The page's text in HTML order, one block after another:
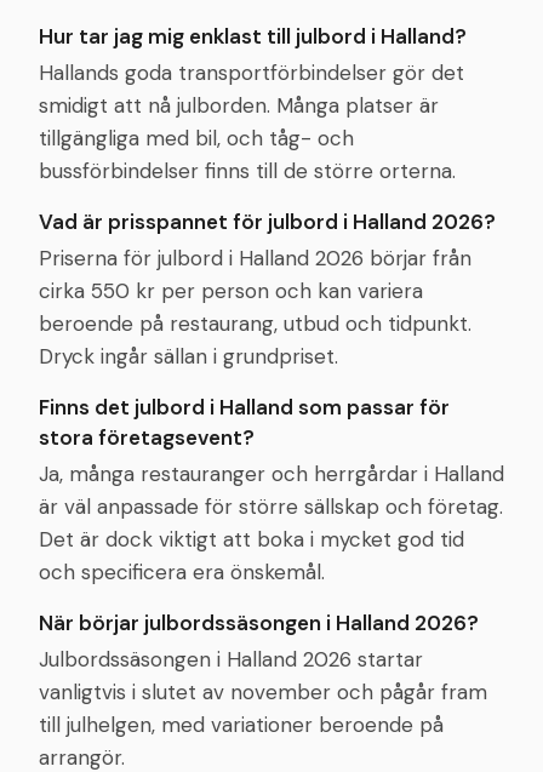
Hur tar jag mig enklast till julbord i Halland?
Hallands goda transportförbindelser gör det
smidigt att nå julborden. Många platser är
tillgängliga med bil, och tåg- och
bussförbindelser finns till de större orterna.
Vad är prisspannet för julbord i Halland 2026?
Priserna för julbord i Halland 2026 börjar från
cirka 550 kr per person och kan variera
beroende på restaurang, utbud och tidpunkt.
Dryck ingår sällan i grundpriset.
Finns det julbord i Halland som passar för
stora företagsevent?
Ja, många restauranger och herrgårdar i Halland
är väl anpassade för större sällskap och företag.
Det är dock viktigt att boka i mycket god tid
och specificera era önskemål.
När börjar julbordssäsongen i Halland 2026?
Julbordssäsongen i Halland 2026 startar
vanligtvis i slutet av november och pågår fram
till julhelgen, med variationer beroende på
arrangör.